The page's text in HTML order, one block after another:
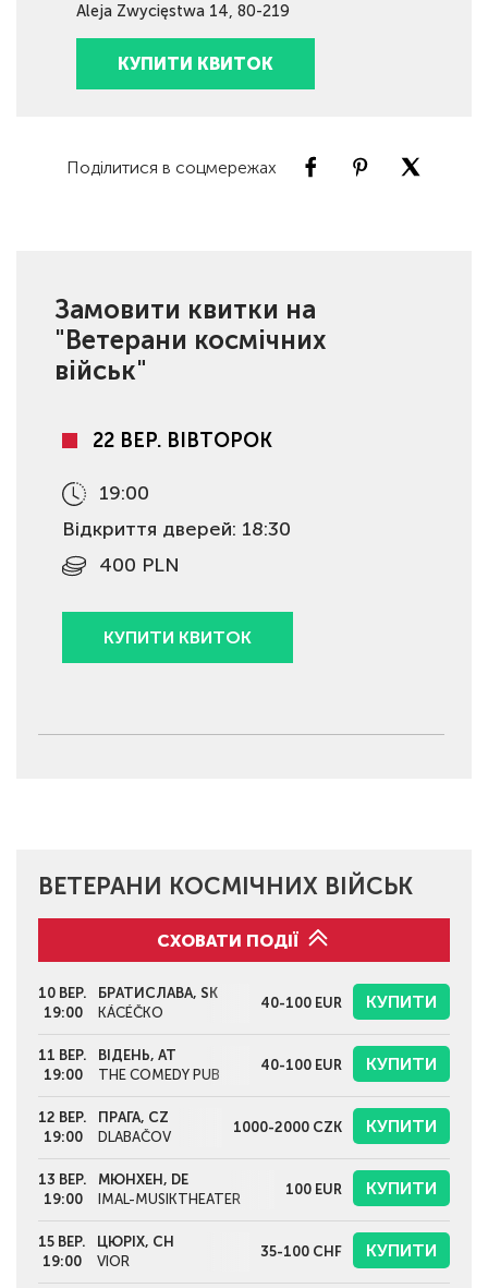
Aleja Zwycięstwa 14, 80-219
КУПИТИ КВИТОК
Поділитися в соцмережах
Замовити квитки на
"Ветерани космічних
військ"
22 ВЕР. ВІВТОРОК
19:00
Відкриття дверей: 18:30
400 PLN
КУПИТИ КВИТОК
ВЕТЕРАНИ КОСМІЧНИХ ВІЙСЬК
СХОВАТИ ПОДІЇ
10 ВЕР.
19:00
БРАТИСЛАВА, SK
KÁCÉČKO
40-100 EUR КУПИТИ
11 ВЕР.
19:00
ВІДЕНЬ, AT
THE COMEDY PUB
40-100 EUR КУПИТИ
12 ВЕР.
19:00
ПРАГА, CZ
DLABAČOV
1000-2000 CZK КУПИТИ
13 ВЕР.
19:00
МЮНХЕН, DE
IMAL-MUSIKTHEATER
100 EUR КУПИТИ
15 ВЕР.
19:00
ЦЮРІХ, CH
VIOR
35-100 CHF КУПИТИ